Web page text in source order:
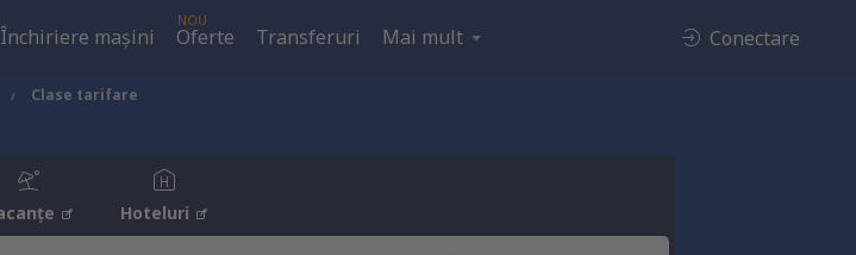
Închiriere mașini
NOU
Oferte Transferuri Mai mult Conectare
Clase tarifare
Hoteluri